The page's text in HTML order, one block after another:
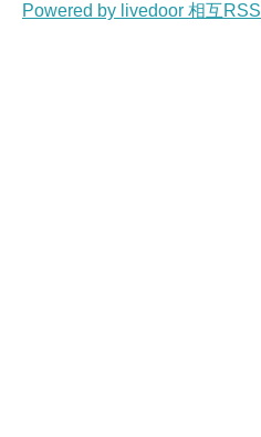
Powered by livedoor 相互RSS